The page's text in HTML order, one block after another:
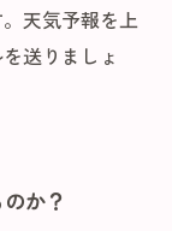
天気予報を上
送りましょ
か？